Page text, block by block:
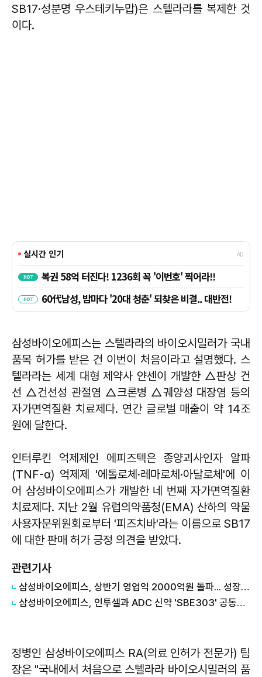
SB17·성분명 우스테키누맙)은 스텔라라를 복제한 것
이다.
삼성바이오에피스는 스텔라라의 바이오시밀러가 국내
품목 허가를 받은 건 이번이 처음이라고 설명했다. 스
텔라라는 세계 대형 제약사 얀센이 개발한 △판상 건
선 △건선성 관절염 △크론병 △궤양성 대장염 등의
자가면역질환 치료제다. 연간 글로벌 매출이 약 14조
원에 달한다.
인터루킨 억제제인 에피즈텍은 종양괴사인자 알파
(TNF-α) 억제제 '에톨로체·레마로체·아달로체'에 이
어 삼성바이오에피스가 개발한 네 번째 자가면역질환
치료제다. 지난 2월 유럽의약품청(EMA) 산하의 약물
사용자문위원회로부터 '피즈치바'라는 이름으로 SB17
에 대한 판매 허가 긍정 의견을 받았다.
관련기사
삼성바이오에피스, 상반기 영업익 2000억원 돌파... 성장 지속
삼성바이오에피스, 인투셀과 ADC 신약 'SBE303' 공동개발 본계약 체결
정병인 삼성바이오에피스 RA(의료 인허가 전문가) 팀
장은 "국내에서 처음으로 스텔라라 바이오시밀러의 품